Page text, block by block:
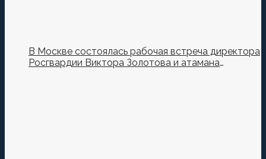
В Москве состоялась рабочая встреча директора
Росгвардии Виктора Золотова и атамана